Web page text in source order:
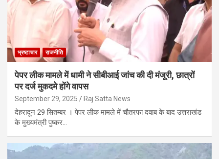
भ्रष्टाचार राजनीति
पेपर लीक मामले में धामी ने सीबीआई जांच की दी मंजूरी, छात्रों
पर दर्ज मुकदमे होंगे वापस
September 29, 2025 Raj Satta News
देहरादून 29 सितम्बर । पेपर लीक मामले में चौतरफा दवाब के बाद उत्तराखंड
के मुख्यमंत्री पुष्कर…